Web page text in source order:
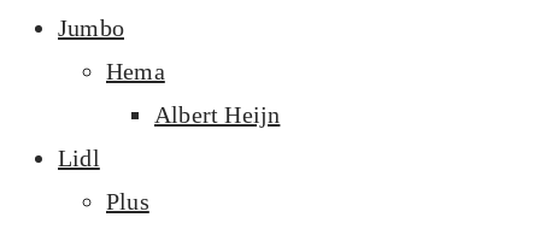
Jumbo
Hema
Albert Heijn
Lidl
Plus